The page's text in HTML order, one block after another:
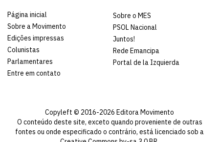
Página inicial
Sobre a Movimento
Edições impressas
Colunistas
Parlamentares
Entre em contato
Sobre o MES
PSOL Nacional
Juntos!
Rede Emancipa
Portal de la Izquierda
Copyleft © 2016-2026 Editora Movimento
O conteúdo deste site, exceto quando proveniente de outras
fontes ou onde especificado o contrário, está licenciado sob a